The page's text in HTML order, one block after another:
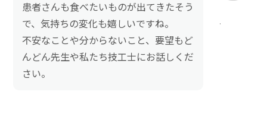
患者さんも食べたいものが出てきたそう
で、気持ちの変化も嬉しいですね。
不安なことや分からないこと、要望もど
んどん先生や私たち技工士にお話しくだ
さい。